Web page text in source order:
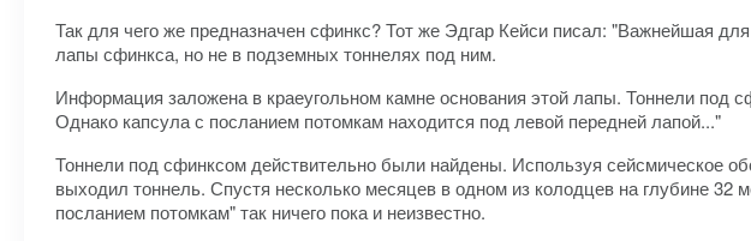
Так для чего же предназначен сфинкс? Тот же Эдгар Кейси писал: "Важнейшая
лапы сфинкса, но не в подземных тоннелях под ним.
Информация заложена в краеугольном камне основания этой лапы. Тоннели под
Однако капсула с посланием потомкам находится под левой передней лапой..."
Тоннели под сфинксом действительно были найдены. Используя сейсмическое
выходил тоннель. Спустя несколько месяцев в одном из колодцев на глубине 32
посланием потомкам" так ничего пока и неизвестно.